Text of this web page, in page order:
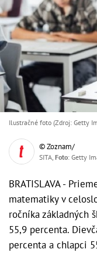
Ilustračné foto (Zdroj: Getty
© Zoznam/
SITA, Foto: Getty
BRATISLAVA -
matematiky v
ročníka základných
55,9 percenta.
percenta a chlapci